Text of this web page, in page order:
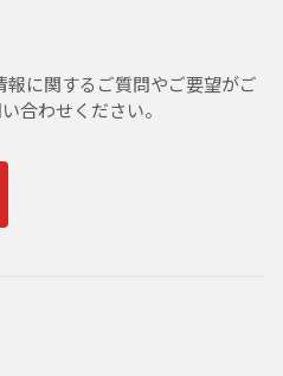
に関するご質問やご要望がご
合わせください。